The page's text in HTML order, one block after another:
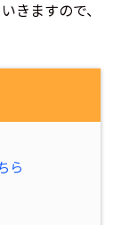
きますので、
ら